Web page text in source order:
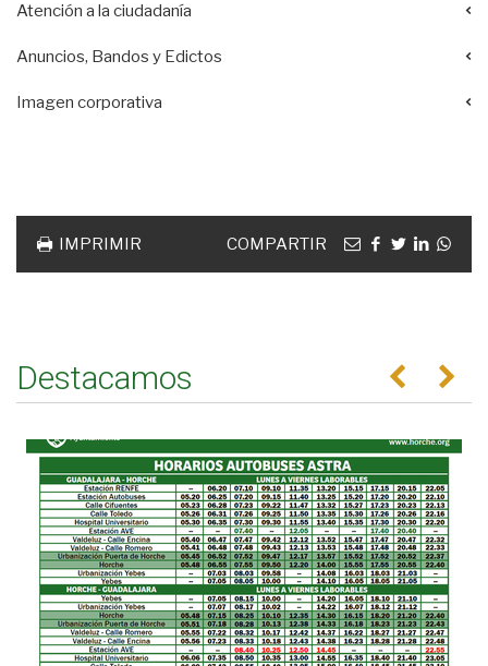
Atención a la ciudadanía
Anuncios, Bandos y Edictos
Imagen corporativa
IMPRIMIR COMPARTIR Emailfacebook
twitterlinkedin
Destacamos Anterior